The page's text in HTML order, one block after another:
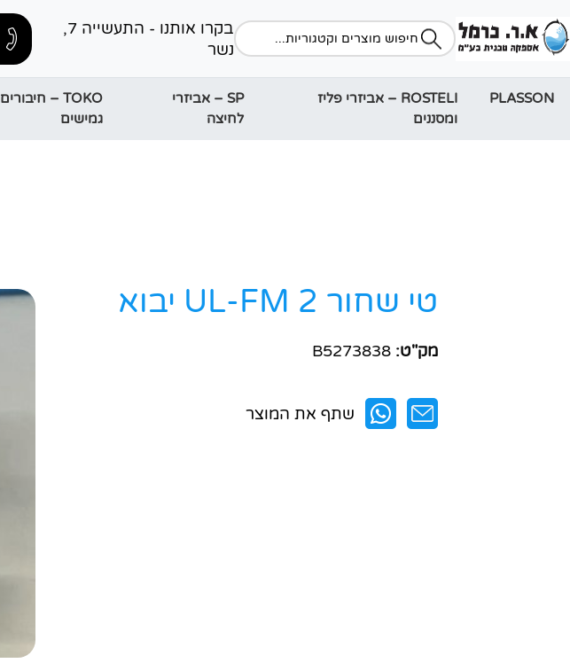
בקרו אותנו - התעשייה 7,
נשר
PLASSON
ROSTELI – אביזרי פליז
ומסננים
SP – אביזרי
לחיצה
TOKO – חיבורים
גמישים
טי שחור 2 UL-FM יבוא
מק"ט: B5273838
שתף את המוצר